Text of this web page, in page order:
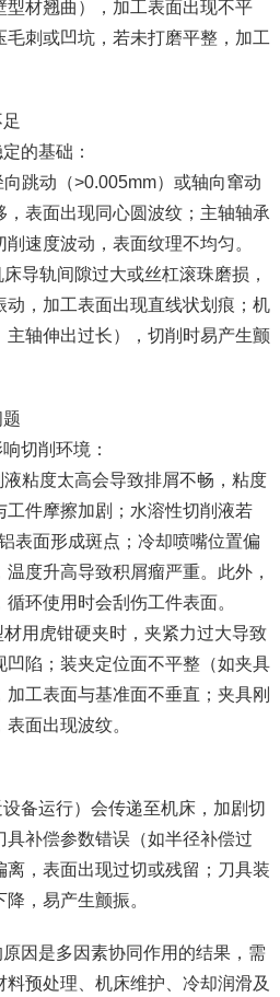
型材翘曲），加工表面出现不平
刺或凹坑，若未打磨平整，加工
足
的基础：
跳动（>0.005mm）或轴向窜动
表面出现同心圆波纹；主轴轴承
削速度波动，表面纹理不均匀。
导轨间隙过大或丝杠滚珠磨损，
动，加工表面出现直线状划痕；机
主轴伸出过长），切削时易产生颤
切削环境：
粘度太高会导致排屑不畅，粘度
工件摩擦加剧；水溶性切削液若
表面形成斑点；冷却喷嘴位置偏
度升高导致积屑瘤严重。此外，
环使用时会刮伤工件表面。
用虎钳硬夹时，夹紧力过大导致
凹陷；装夹定位面不平整（如夹具
工表面与基准面不垂直；夹具刚
面出现波纹。
备运行）会传递至机床，加剧切
补偿参数错误（如半径补偿过
，表面出现过切或残留；刀具装
，易产生颤振。
因是多因素协同作用的结果，需
预处理、机床维护、冷却润滑及